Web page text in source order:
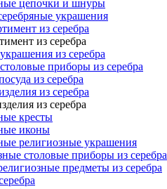
цепочки и шнуры
украшения
из серебра
из серебра
из серебра
приборы из серебра
из серебра
из серебра
из серебра
кресты
иконы
религиозные украшения
столовые приборы из серебра
предметы из серебра